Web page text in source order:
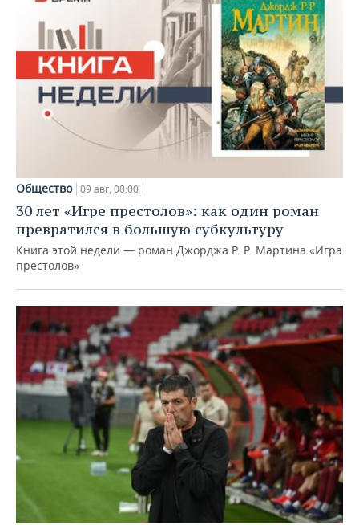
Общество 09 авг, 00:00
30 лет «Игре престолов»: как один роман
превратился в большую субкультуру
Книга этой недели — роман Джорджа Р. Р. Мартина «Игра
престолов»